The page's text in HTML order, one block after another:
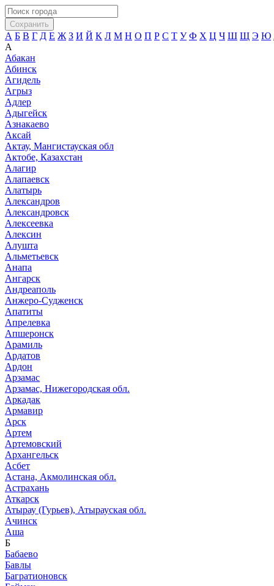
Сохранить
А Б В Г Д Е Ж З И Й К Л М Н О П Р С Т У Ф Х Ц Ч Ш Щ Э Ю
А
Абакан
Абинск
Агидель
Агрыз
Адлер
Адыгейск
Азнакаево
Аксай
Актау, Мангистауская обл
Актобе, Казахстан
Алагир
Алапаевск
Алатырь
Александров
Александровск
Алексеевка
Алексин
Алушта
Альметьевск
Анапа
Ангарск
Андреаполь
Анжеро-Судженск
Апатиты
Апрелевка
Апшеронск
Арамиль
Ардатов
Ардон
Арзамас
Арзамас, Нижегородская обл.
Аркадак
Армавир
Арск
Артем
Артемовский
Архангельск
Асбет
Астана, Акмолинская обл.
Астрахань
Аткарск
Атырау (Гурьев), Атырауская обл.
Ачинск
Аша
Б
Бабаево
Бавлы
Багратионовск